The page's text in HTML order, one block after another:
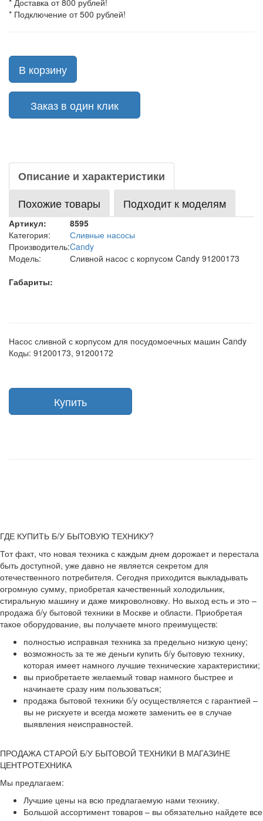
* Доставка от 800 рублей!
* Подключение от 500 рублей!
В корзину
Заказ в один клик
Описание и характеристики
Похожие товары
Подходит к моделям
Артикул:
8595
Категория:
Сливные насосы
Производитель:Candy
Модель:
Сливной насос с корпусом Candy 91200173
Габариты:
Насос сливной с корпусом для посудомоечных машин Candy
Коды: 91200173, 91200172
ГДЕ КУПИТЬ Б/У БЫТОВУЮ ТЕХНИКУ?
Тот факт, что новая техника с каждым днем дорожает и перестала
быть доступной, уже давно не является секретом для
отечественного потребителя. Сегодня приходится выкладывать
огромную сумму, приобретая качественный холодильник,
стиральную машину и даже микроволновку. Но выход есть и это –
продажа б/у бытовой техники в Москве и области. Приобретая
такое оборудование, вы получаете много преимуществ:
полностью исправная техника за предельно низкую цену;
возможность за те же деньги купить б/у бытовую технику,
которая имеет намного лучшие технические характеристики;
вы приобретаете желаемый товар намного быстрее и
начинаете сразу ним пользоваться;
продажа бытовой техники б/у осуществляется с гарантией –
вы не рискуете и всегда можете заменить ее в случае
выявления неисправностей.
ПРОДАЖА СТАРОЙ Б/У БЫТОВОЙ ТЕХНИКИ В МАГАЗИНЕ
ЦЕНТРОТЕХНИКА
Мы предлагаем:
Лучшие цены на всю предлагаемую нами технику.
Большой ассортимент товаров – вы обязательно найдете все